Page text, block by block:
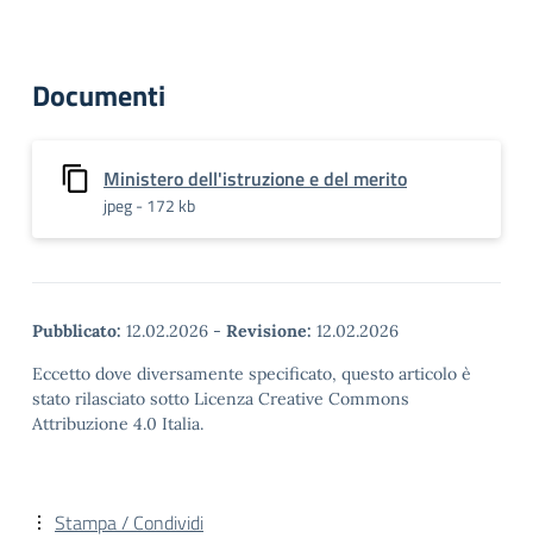
Documenti
Ministero dell'istruzione e del merito
jpeg - 172 kb
Pubblicato: 12.02.2026 - Revisione: 12.02.2026
Eccetto dove diversamente specificato, questo articolo è
stato rilasciato sotto Licenza Creative Commons
Attribuzione 4.0 Italia.
Stampa / Condividi